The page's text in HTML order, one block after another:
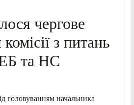
чергове
комісії з питань
та НС
головуванням начальника